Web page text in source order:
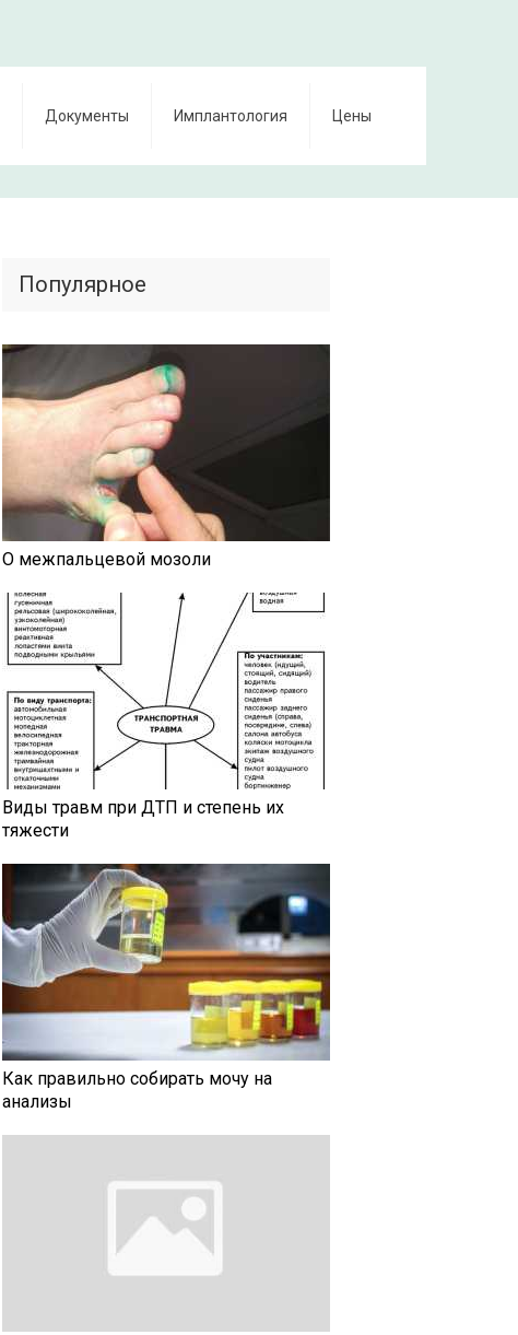
Документы Имплантология Цены
Популярное
О межпальцевой мозоли
Виды травм при ДТП и степень их
тяжести
Как правильно собирать мочу на
анализы